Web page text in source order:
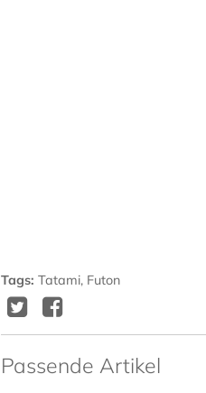
Tags: Tatami, Futon
TwitterFacebook
Passende Artikel